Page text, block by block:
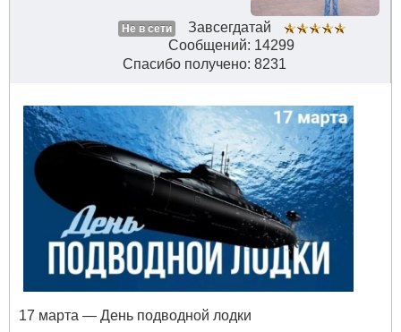
Не в сети
Завсегдатай
Сообщений: 14299
Спасибо получено: 8231
17 марта — День подводной лодки